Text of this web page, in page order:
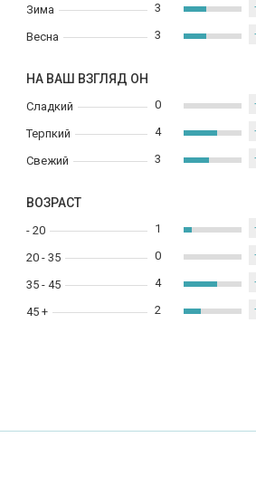
Зима
Весна
3
3
НА ВАШ ВЗГЛЯД ОН
Сладкий
Терпкий
Свежий
0
4
3
ВОЗРАСТ
- 20
20 - 35
35 - 45
45 +
1
0
4
2